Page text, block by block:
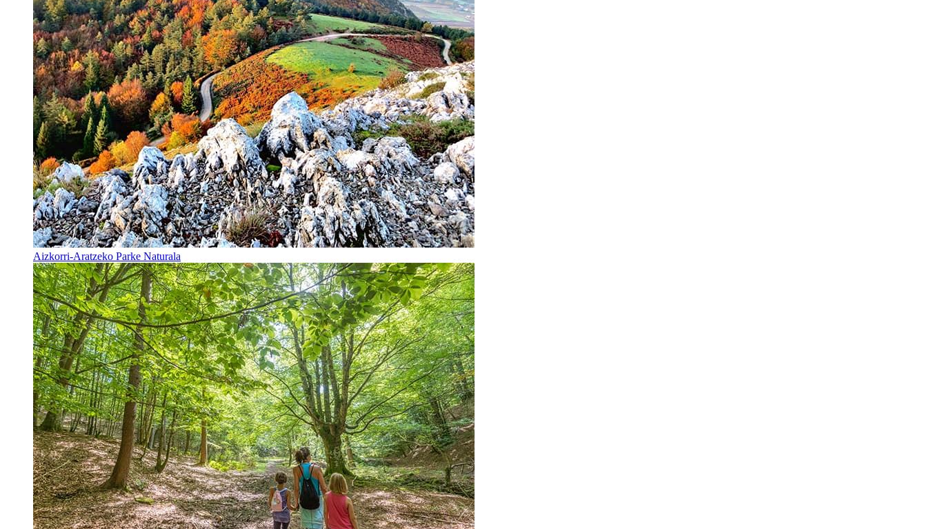
Aizkorri-Aratzeko Parke Naturala